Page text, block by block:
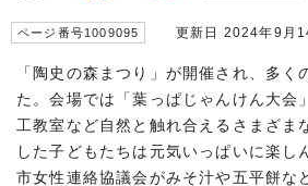
ページ番号1009095 更新日 2024年9月
「陶史の森まつり」が開催され、多く
た。会場では「葉っぱじゃんけん大会
工教室など自然と触れ合えるさまざま
した子どもたちは元気いっぱいに楽し
市女性連絡協議会がみそ汁や五平餅な